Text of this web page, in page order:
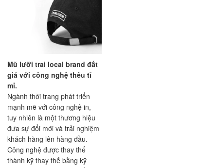
Mũ lưỡi trai local brand đắt
giá với công nghệ thêu tỉ
mỉ.
Ngành thời trang phát triển
mạnh mẽ với công nghệ in,
tuy nhiên là một thương hiệu
đưa sự đổi mới và trải nghiệm
khách hàng lên hàng đầu.
Công nghệ được thay thế
thành kỹ thay thế bằng kỹ